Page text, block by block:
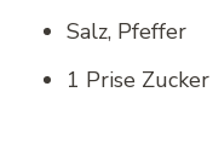
Salz, Pfeffer
1 Prise Zucker